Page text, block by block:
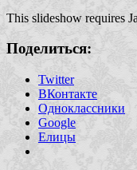
This slideshow requires
Поделиться:
Twitter
ВКонтакте
Одноклассники
Google
Елицы